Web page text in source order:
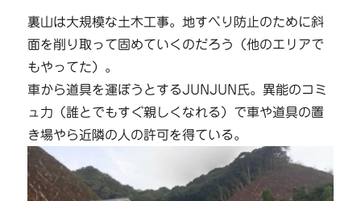
裏山は大規模な土木工事。地すべり防止のために斜
面を削り取って固めていくのだろう（他のエリアで
もやってた）。
車から道具を運ぼうとするJUNJUN氏。異能のコミ
ュ力（誰とでもすぐ親しくなれる）で車や道具の置
き場やら近隣の人の許可を得ている。